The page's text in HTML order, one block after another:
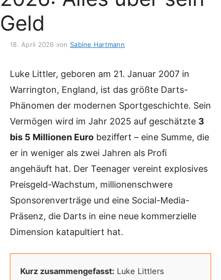
Geld
18. April 2026 von Sabine Hartmann
Luke Littler, geboren am 21. Januar 2007 in
Warrington, England, ist das größte Darts-
Phänomen der modernen Sportgeschichte. Sein
Vermögen wird im Jahr 2025 auf geschätzte 3
bis 5 Millionen Euro beziffert – eine Summe, die
er in weniger als zwei Jahren als Profi
angehäuft hat. Der Teenager vereint explosives
Preisgeld-Wachstum, millionenschwere
Sponsorenverträge und eine Social-Media-
Präsenz, die Darts in eine neue kommerzielle
Dimension katapultiert hat.
Kurz zusammengefasst: Luke Littlers